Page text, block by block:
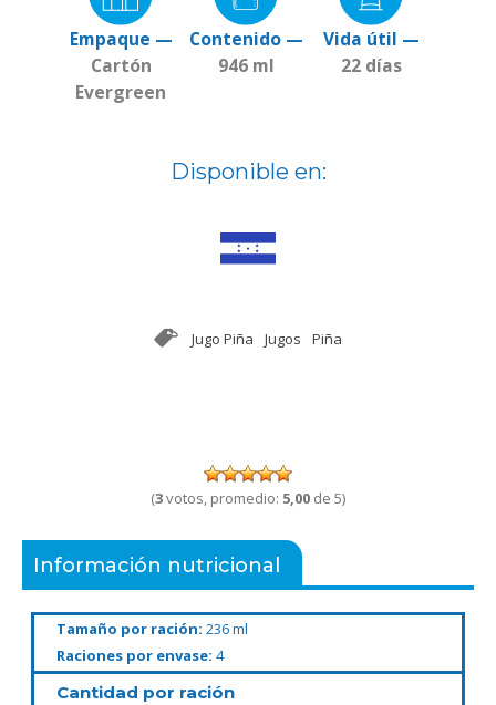
Empaque —
Cartón
Evergreen
Contenido —
946 ml
Vida útil —
22 días
Disponible en:
Jugo Piña Jugos Piña
(3votos, promedio: 5,00 de 5)
Información nutricional
Tamaño por ración: 236 ml
Raciones por envase: 4
Cantidad por ración